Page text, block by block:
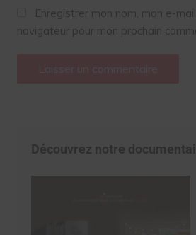
Enregistrer mon nom, mon e-
navigateur pour mon prochain
Découvrez notre